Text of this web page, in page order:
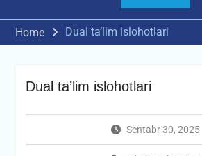
Home Dual ta’lim islohotlari
Dual ta’lim islohotlari
Sentabr 30, 2025